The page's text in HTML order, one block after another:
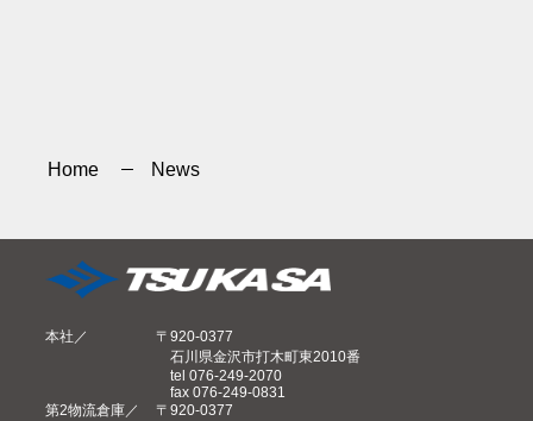
Home News
本社
〒920-0377
石川県金沢市打木町東2010番
tel 076-249-2070
fax 076-249-0831
第2物流倉庫
〒920-0377